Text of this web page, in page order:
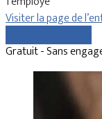
Visiter la page de
Gratuit - Sans